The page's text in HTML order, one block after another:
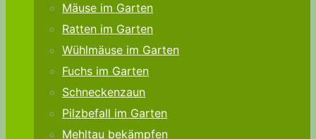
Mäuse im Garten
Ratten im Garten
Wühlmäuse im Garten
Fuchs im Garten
Schneckenzaun
Pilzbefall im Garten
Mehltau bekämpfen